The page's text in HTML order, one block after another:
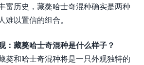
富历史，藏獒哈士奇混种确实是两种
以置信的组合。
：藏獒哈士奇混种是什么样子？
獒和哈士奇混种将是一只外观独特的